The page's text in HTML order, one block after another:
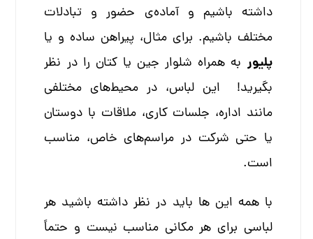
داشته باشیم و آماده‌ی حضور و تبادلات
مختلف باشیم. برای مثال، پیراهن ساده و یا
پلیور به همراه شلوار جین یا کتان را در نظر
بگیرید! این لباس، در محیط‌های مختلفی
مانند اداره، جلسات کاری، ملاقات با دوستان
یا حتی شرکت در مراسم‌های خاص، مناسب
است.
با همه این ها باید در نظر داشته باشید هر
لباسی برای هر مکانی مناسب نیست و حتماً